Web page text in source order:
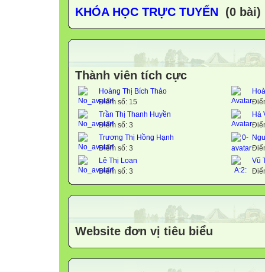
KHÓA HỌC TRỰC TUYẾN (0 bài)
Thành viên tích cực
Hoàng Thị Bích Thảo
Điểm số: 15
Trần Thị Thanh Huyền
Điểm số: 3
Hà
Trương Thị Hồng Hạnh
Điểm số: 3
Lê Thị Loan
Điểm số: 3
Vũ
Website đơn vị tiêu biểu